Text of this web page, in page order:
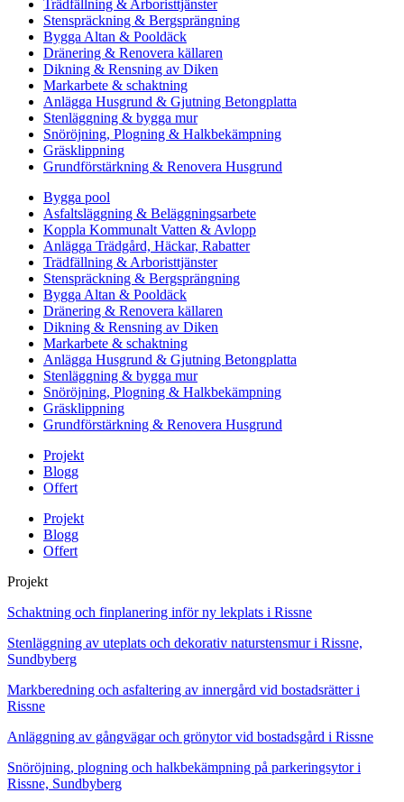
Trädfällning & Arboristtjänster
Stenspräckning & Bergsprängning
Bygga Altan & Pooldäck
Dränering & Renovera källaren
Dikning & Rensning av Diken
Markarbete & schaktning
Anlägga Husgrund & Gjutning Betongplatta
Stenläggning & bygga mur
Snöröjning, Plogning & Halkbekämpning
Gräsklippning
Grundförstärkning & Renovera Husgrund
Bygga pool
Asfaltsläggning & Beläggningsarbete
Koppla Kommunalt Vatten & Avlopp
Anlägga Trädgård, Häckar, Rabatter
Trädfällning & Arboristtjänster
Stenspräckning & Bergsprängning
Bygga Altan & Pooldäck
Dränering & Renovera källaren
Dikning & Rensning av Diken
Markarbete & schaktning
Anlägga Husgrund & Gjutning Betongplatta
Stenläggning & bygga mur
Snöröjning, Plogning & Halkbekämpning
Gräsklippning
Grundförstärkning & Renovera Husgrund
Projekt
Blogg
Offert
Projekt
Blogg
Offert
Projekt
Schaktning och finplanering inför ny lekplats i Rissne
Stenläggning av uteplats och dekorativ naturstensmur i Rissne,
Sundbyberg
Markberedning och asfaltering av innergård vid bostadsrätter i
Rissne
Anläggning av gångvägar och grönytor vid bostadsgård i Rissne
Snöröjning, plogning och halkbekämpning på parkeringsytor i
Rissne, Sundbyberg